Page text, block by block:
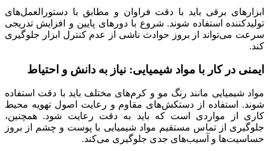
ابزارهای برقی باید با دقت فراوان و مطابق با دستورالعمل‌های
تولیدکننده استفاده شوند. شروع با دورهای پایین و افزایش تدریجی
سرعت می‌تواند از بروز حوادث ناشی از عدم کنترل ابزار جلوگیری
کند.
ایمنی در کار با مواد شیمیایی: نیاز به دانش و احتیاط
مواد شیمیایی مانند رنگ مو و کرم‌های مختلف باید با دقت استفاده
شوند. استفاده از دستکش‌های مقاوم و رعایت اصول تهویه محیط
کاری از مواردی است که باید به دقت رعایت شود. همچنین،
جلوگیری از تماس مستقیم مواد شیمیایی با پوست و چشم از بروز
حساسیت‌ها و آسیب‌های جدی جلوگیری می‌کند.